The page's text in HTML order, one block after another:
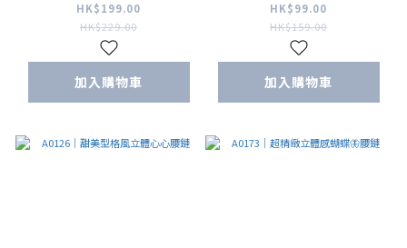
HK$199.00
HK$229.00
加入購物車
HK$99.00
HK$159.00
加入購物車